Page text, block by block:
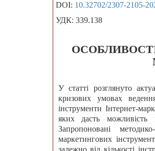
DOI: 10.32702/2307-2105-
УДК: 339.138
У статті розглянуто
кризових умовах
інструменти Інтернет-
яких дасть можливість
Запропоновані
маркетингових